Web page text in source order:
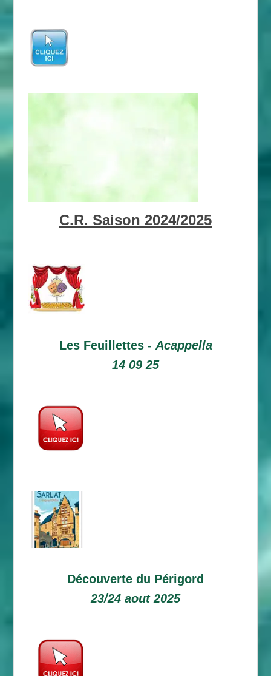
C.R. Saison 2024/2025
Les Feuillettes - Acappella
14 09 25
Découverte du Périgord
23/24 aout 2025